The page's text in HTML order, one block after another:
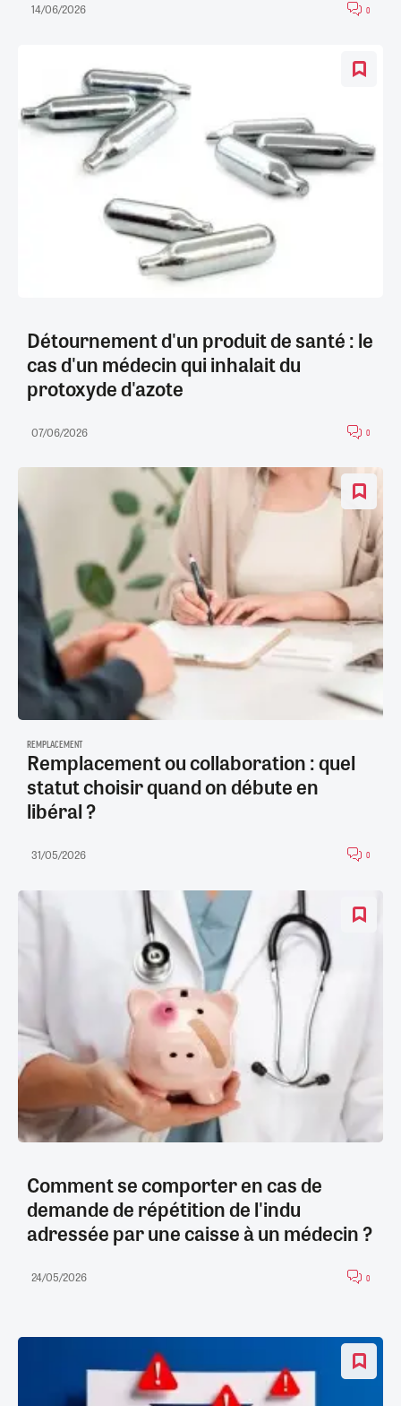
14/06/2026 0
Détournement d'un produit de santé : le
cas d'un médecin qui inhalait du
protoxyde d'azote
07/06/2026 0
REMPLACEMENT
Remplacement ou collaboration : quel
statut choisir quand on débute en
libéral ?
31/05/2026 0
Comment se comporter en cas de
demande de répétition de l'indu
adressée par une caisse à un médecin ?
24/05/2026 0